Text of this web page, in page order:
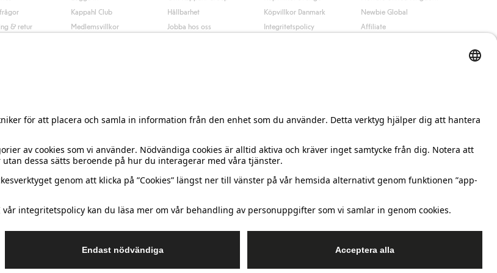
& retur
Kappahl Club
Medlemsvillkor
Hållbarhet
Jobba hos oss
Köpvillkor Danmark
Integritetspolicy
Newbie Global
Affiliate